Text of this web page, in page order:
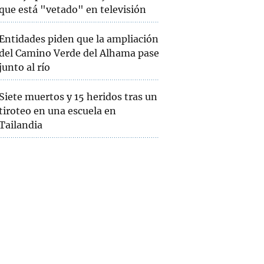
está "vetado" en televisión
piden que la ampliación
Camino Verde del Alhama pase
al río
muertos y 15 heridos tras un
en una escuela en